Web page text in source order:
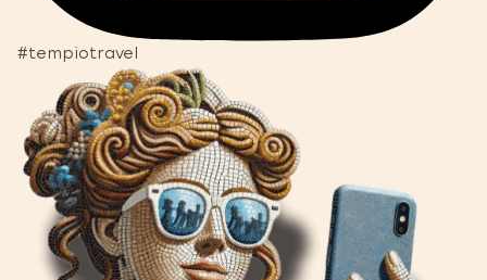
#tempiotravel